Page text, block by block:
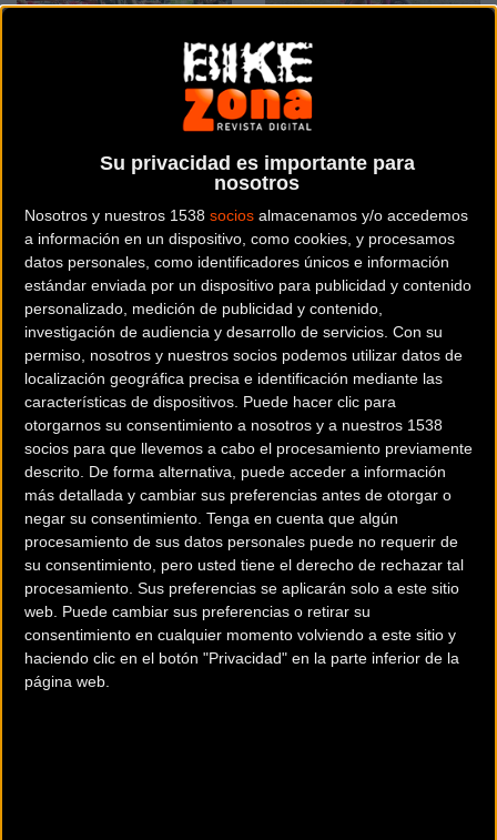
Su privacidad es importante para
nosotros
Nosotros y nuestros 1538 socios almacenamos y/o accedemos
a información en un dispositivo, como cookies, y procesamos
datos personales, como identificadores únicos e información
estándar enviada por un dispositivo para publicidad y contenido
personalizado, medición de publicidad y contenido,
investigación de audiencia y desarrollo de servicios. Con su
permiso, nosotros y nuestros socios podemos utilizar datos de
localización geográfica precisa e identificación mediante las
características de dispositivos. Puede hacer clic para
otorgarnos su consentimiento a nosotros y a nuestros 1538
socios para que llevemos a cabo el procesamiento previamente
descrito. De forma alternativa, puede acceder a información
más detallada y cambiar sus preferencias antes de otorgar o
negar su consentimiento. Tenga en cuenta que algún
procesamiento de sus datos personales puede no requerir de
su consentimiento, pero usted tiene el derecho de rechazar tal
procesamiento. Sus preferencias se aplicarán solo a este sitio
web. Puede cambiar sus preferencias o retirar su
consentimiento en cualquier momento volviendo a este sitio y
haciendo clic en el botón "Privacidad" en la parte inferior de la
página web.
Lucía González
comienzan
ganando en la
Copa de
España
Doble cita con
la Copa de
España de
ciclocross 2019
este fin de
semana
Ciclocross
El VII Ciclocross
de Mejorada del
Campo tercera
cita de la Copa
Comunidad de
Madrid
Ciclocross
Llodio inaugura
este fin de
semana la
Copa de
España de
ciclocross
Ciclocross